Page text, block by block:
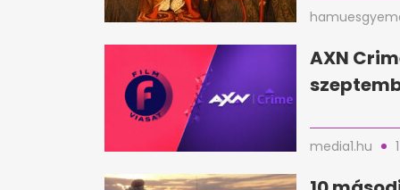
AXN
media1.hu